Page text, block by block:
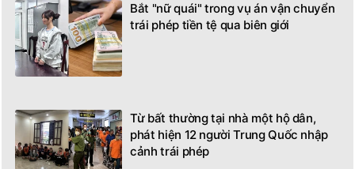
Bắt "nữ quái" trong vụ án vận chuyển
trái phép tiền tệ qua biên giới
Từ bất thường tại nhà một hộ dân,
phát hiện 12 người Trung Quốc nhập
cảnh trái phép